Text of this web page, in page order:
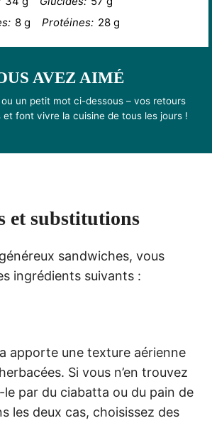
8 g Protéines: 28 g
AVEZ AIMÉ
un petit mot ci-dessous – vos retours
et font vivre la cuisine de tous les jours !
et substitutions
sandwiches, vous
ingrédients suivants :
apporte une texture aérienne
Si vous n’en trouvez
le par du ciabatta ou du pain de
les deux cas, choisissez des